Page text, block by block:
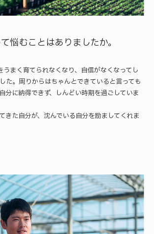
悩むことはありましたか。
まく育てられなくなり、自信がなくなってし
た。周りからはちゃんとできていると言っても
分に納得できず、しんどい時期を過ごしていま
きた自分が、沈んでいる自分を励ましてくれま